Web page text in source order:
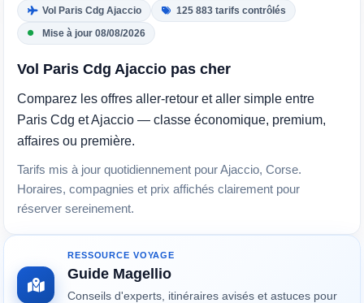
Vol Paris Cdg Ajaccio 125 883 tarifs contrôlés
Mise à jour 08/08/2026
Vol Paris Cdg Ajaccio pas cher
Comparez les offres aller-retour et aller simple entre
Paris Cdg et Ajaccio — classe économique, premium,
affaires ou première.
Tarifs mis à jour quotidiennement pour Ajaccio, Corse.
Horaires, compagnies et prix affichés clairement pour
réserver sereinement.
RESSOURCE VOYAGE
Guide Magellio
Conseils d'experts, itinéraires avisés et astuces pour